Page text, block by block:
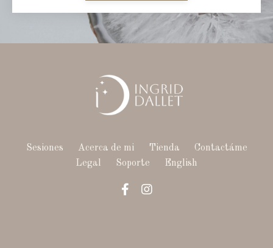
Sesiones Acerca de mi Tienda
Contactáme
Legal
Soporte English